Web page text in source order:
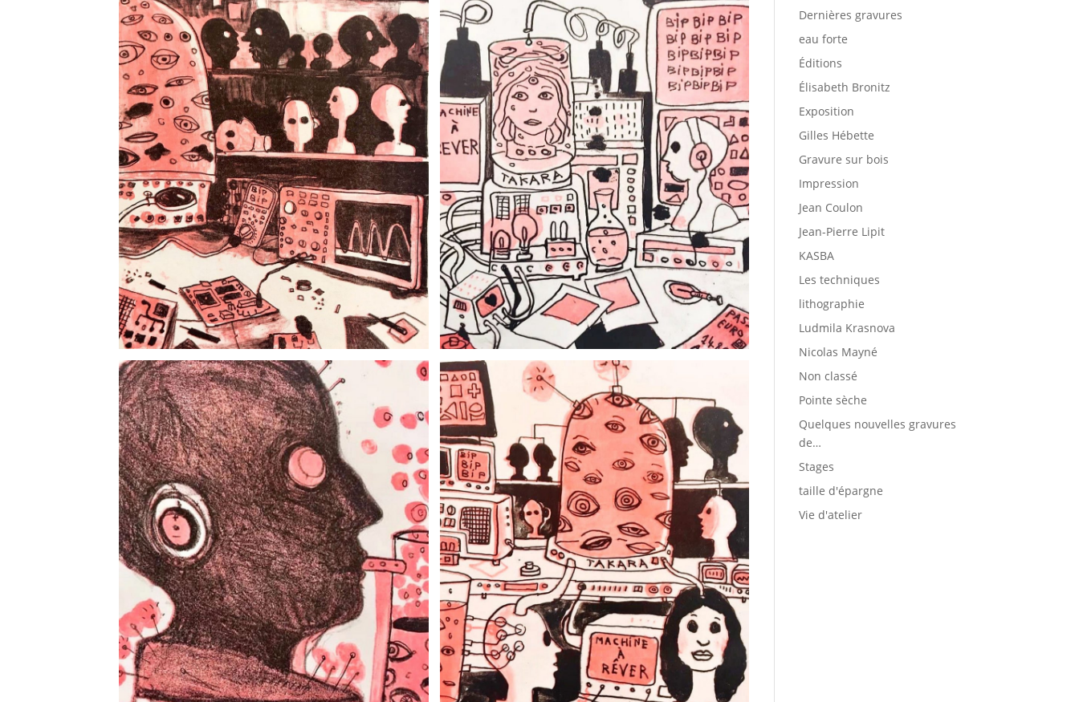
Dernières gravures
eau forte
Éditions
Élisabeth Bronitz
Exposition
Gilles Hébette
Gravure sur bois
Impression
Jean Coulon
Jean-Pierre Lipit
KASBA
Les techniques
lithographie
Ludmila Krasnova
Nicolas Mayné
Non classé
Pointe sèche
Quelques nouvelles gravures
de…
Stages
taille d'épargne
Vie d'atelier